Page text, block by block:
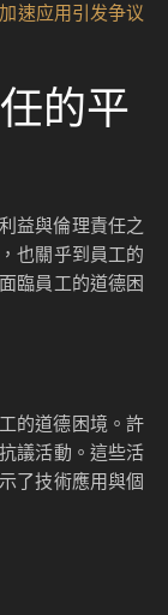
速应用引发争议
的平
益與倫理責任之
也關乎到員工的
臨員工的道德困
的道德困境。許
議活動。這些活
了技術應用與個